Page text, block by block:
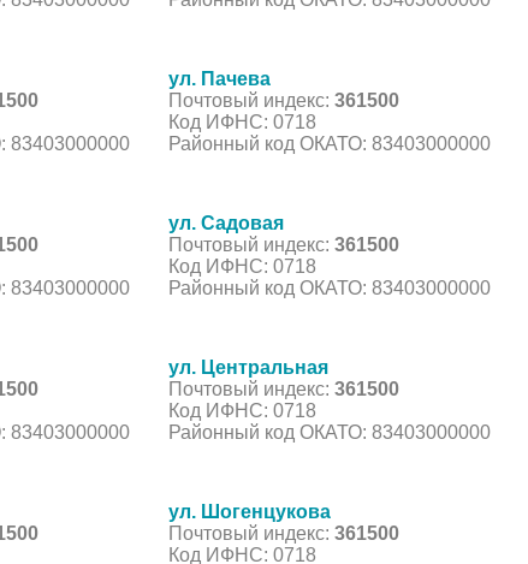
83403000000
ул. Пачева
Почтовый индекс: 361500
Код ИФНС: 0718
Районный код ОКАТО: 83403000000
83403000000
ул. Садовая
Почтовый индекс: 361500
Код ИФНС: 0718
Районный код ОКАТО: 83403000000
83403000000
ул. Центральная
Почтовый индекс: 361500
Код ИФНС: 0718
Районный код ОКАТО: 83403000000
ул. Шогенцукова
Почтовый индекс: 361500
Код ИФНС: 0718